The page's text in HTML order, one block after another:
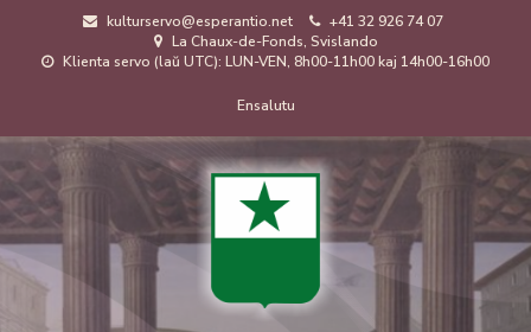
kulturservo@esperantio.net
+41 32 926 74 07
La Chaux-de-Fonds, Svislando
Klienta servo (laŭ UTC): LUN-VEN, 8h00-11h00 kaj 14h00-16h00
de
uzanto
Ensalutu